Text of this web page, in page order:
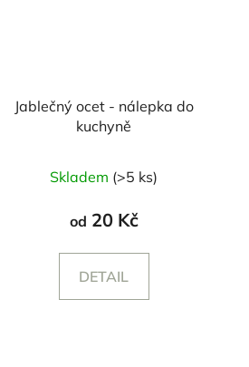
Jablečný ocet - nálepka do
kuchyně
Skladem (>5 ks)
od 20 Kč
DETAIL